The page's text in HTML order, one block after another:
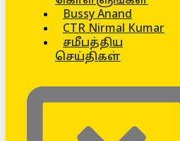
Bussy Anand
CTR Nirmal Kumar
சமீபத்திய
செய்திகள்